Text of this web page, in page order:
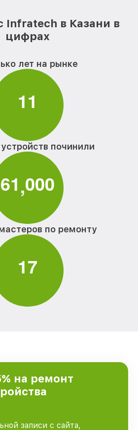
Infratech в Казани в
цифрах
лет на рынке
11
починили
61,000
по ремонту
17
на ремонт
записи с сайта,